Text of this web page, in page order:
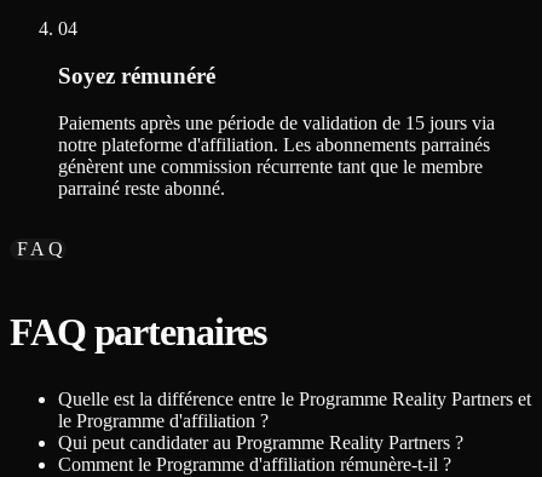
04
Soyez rémunéré
Paiements après une période de validation de 15 jours via
notre plateforme d'affiliation. Les abonnements parrainés
génèrent une commission récurrente tant que le membre
parrainé reste abonné.
FAQ
FAQ partenaires
Quelle est la différence entre le Programme Reality Partners et
le Programme d'affiliation ?
Qui peut candidater au Programme Reality Partners ?
Comment le Programme d'affiliation rémunère-t-il ?